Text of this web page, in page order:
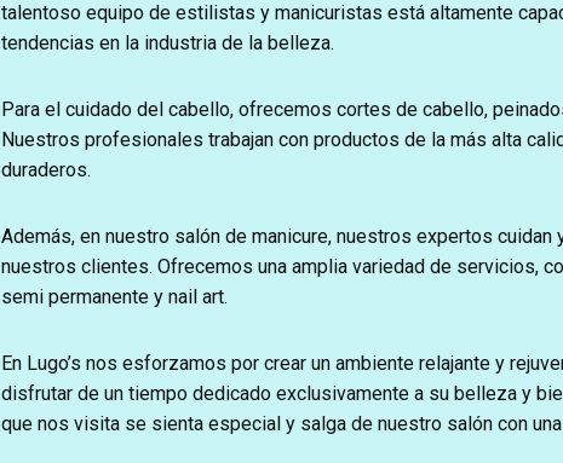
talentoso equipo de estilistas y manicuristas está altamente
tendencias en la industria de la belleza.
Para el cuidado del cabello, ofrecemos cortes de cabello,
Nuestros profesionales trabajan con productos de la más alta
duraderos.
Además, en nuestro salón de manicure, nuestros expertos
nuestros clientes. Ofrecemos una amplia variedad de servicios,
semi permanente y nail art.
En Lugo’s nos esforzamos por crear un ambiente relajante y
disfrutar de un tiempo dedicado exclusivamente a su belleza y
que nos visita se sienta especial y salga de nuestro salón con